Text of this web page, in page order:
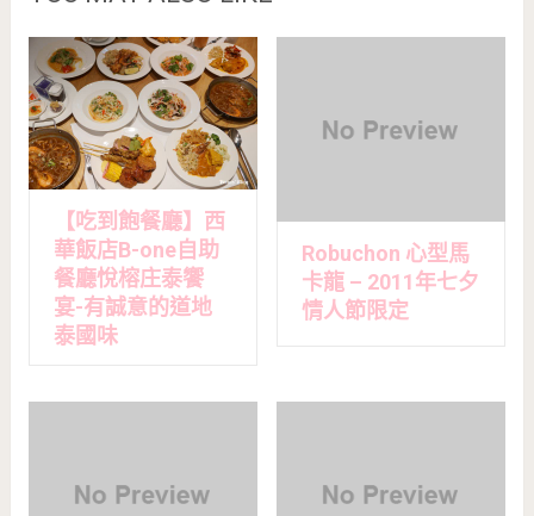
【吃到飽餐廳】西
華飯店B-one自助
餐廳悅榕庄泰饗
宴-有誠意的道地
泰國味
Robuchon 心型馬
卡龍 – 2011年七夕
情人節限定